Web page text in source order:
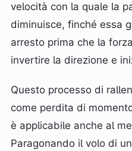
velocità con la quale la
diminuisce, finché essa
arresto prima che la
invertire la direzione e
Questo processo di
come perdita di
è applicabile anche al
Paragonando il volo di